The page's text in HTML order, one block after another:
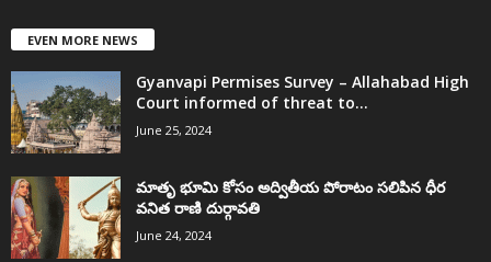
EVEN MORE NEWS
Gyanvapi Permises Survey – Allahabad High
Court informed of threat to...
June 25, 2024
మాతృ భూమి కోసం అద్వితీయ పోరాటం సలిపిన ధీర
వనిత రాణి దుర్గావతి
June 24, 2024